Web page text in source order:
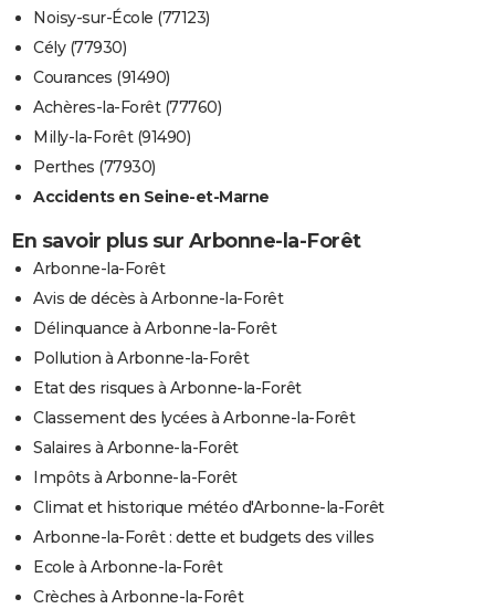
Noisy-sur-École (77123)
Cély (77930)
Courances (91490)
Achères-la-Forêt (77760)
Milly-la-Forêt (91490)
Perthes (77930)
Accidents en Seine-et-Marne
En savoir plus sur Arbonne-la-Forêt
Arbonne-la-Forêt
Avis de décès à Arbonne-la-Forêt
Délinquance à Arbonne-la-Forêt
Pollution à Arbonne-la-Forêt
Etat des risques à Arbonne-la-Forêt
Classement des lycées à Arbonne-la-Forêt
Salaires à Arbonne-la-Forêt
Impôts à Arbonne-la-Forêt
Climat et historique météo d'Arbonne-la-Forêt
Arbonne-la-Forêt : dette et budgets des villes
Ecole à Arbonne-la-Forêt
Crèches à Arbonne-la-Forêt